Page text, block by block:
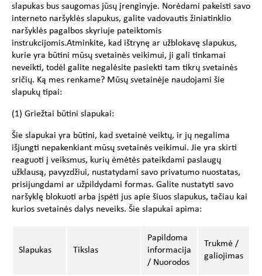
slapukas bus saugomas jūsų įrenginyje. Norėdami pakeisti savo
interneto naršyklės slapukus, galite vadovautis žiniatinklio
naršyklės pagalbos skyriuje pateiktomis
instrukcijomis.Atminkite, kad ištrynę ar užblokavę slapukus,
kurie yra būtini mūsų svetainės veikimui, ji gali tinkamai
neveikti, todėl galite negalėsite pasiekti tam tikrų svetainės
sričių. Ką mes renkame? Mūsų svetainėje naudojami šie
slapukų tipai:
(1) Griežtai būtini slapukai:
Šie slapukai yra būtini, kad svetainė veiktų, ir jų negalima
išjungti nepakenkiant mūsų svetainės veikimui. Jie yra skirti
reaguoti į veiksmus, kurių ėmėtės pateikdami paslaugų
užklausą, pavyzdžiui, nustatydami savo privatumo nuostatas,
prisijungdami ar užpildydami formas. Galite nustatyti savo
naršyklę blokuoti arba įspėti jus apie šiuos slapukus, tačiau kai
kurios svetainės dalys neveiks. Šie slapukai apima:
Slapukas Tikslas
Papildoma
informacija
/ Nuorodos
Trukmė /
galiojimas